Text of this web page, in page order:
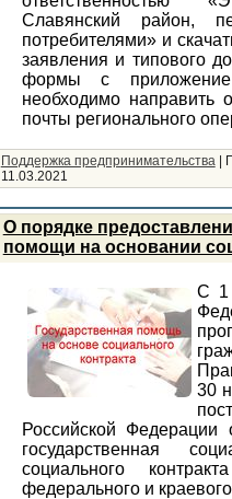
Славянский район,
потребителями» и
заявления и типового
формы с
необходимо направить
почты регионального
Поддержка предпринимательства|
11.03.2021
О порядке
помощи на основании
С 1
30
Российской
государственная
социального
федерального и